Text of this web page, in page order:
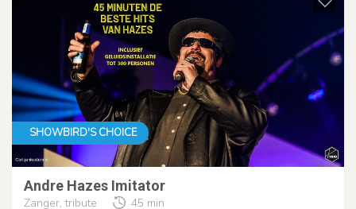
SHOWBIRD'S CHOICE
Andre Hazes Imitator
Zanger, tribute 45 min